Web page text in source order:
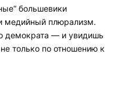
большевики
медийный плюрализм.
демократа — и увидишь
только по отношению к